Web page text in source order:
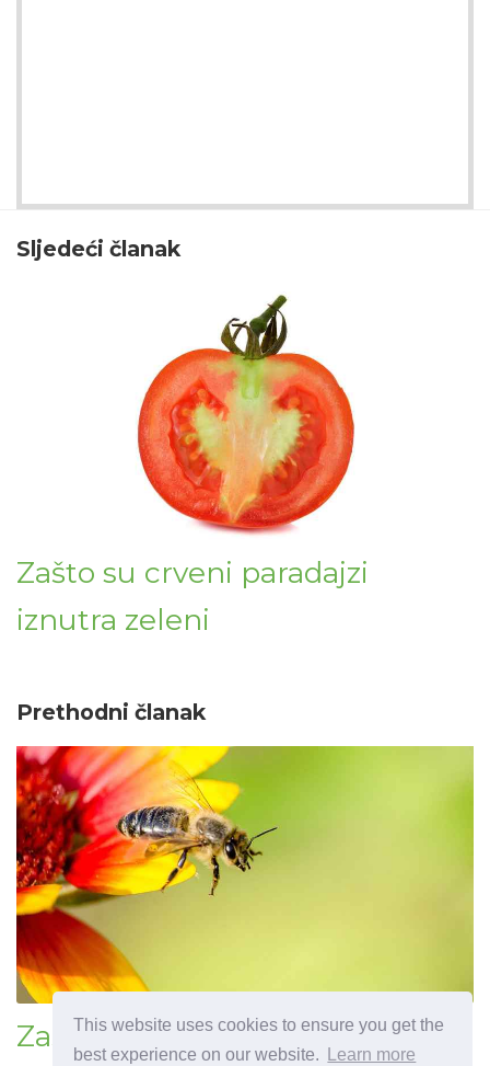
This website uses cookies to ensure you get the
best experience on our website.
Learn more
Sljedeći članak
Zašto su crveni paradajzi
iznutra zeleni
Prethodni članak
Zašto biljke imaju svijetle